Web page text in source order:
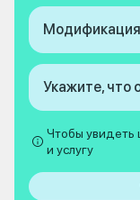
Модификация
Укажите, что
Чтобы увидеть
и услугу